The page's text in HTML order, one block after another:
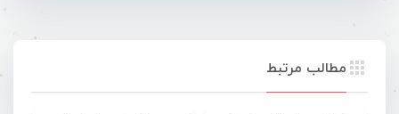
مطالب مرتبط